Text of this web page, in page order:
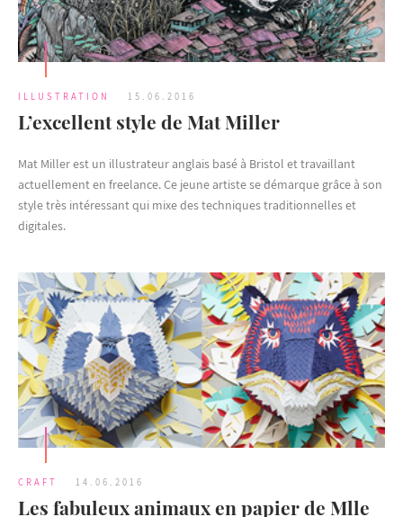
ILLUSTRATION 15.06.2016
L’excellent style de Mat Miller
Mat Miller est un illustrateur anglais basé à Bristol et travaillant
actuellement en freelance. Ce jeune artiste se démarque grâce à son
style très intéressant qui mixe des techniques traditionnelles et
digitales.
CRAFT 14.06.2016
Les fabuleux animaux en papier de Mlle